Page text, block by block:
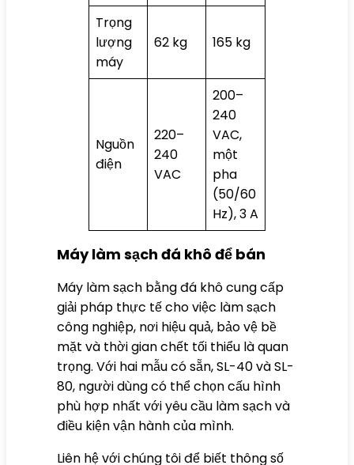
Trọng
lượng
máy
62 kg 165 kg
Nguồn
điện
220–
240
VAC
200–
240
VAC,
một
pha
(50/60
Hz), 3 A
Máy làm sạch đá khô để bán
Máy làm sạch bằng đá khô cung cấp
giải pháp thực tế cho việc làm sạch
công nghiệp, nơi hiệu quả, bảo vệ bề
mặt và thời gian chết tối thiểu là quan
trọng. Với hai mẫu có sẵn, SL-40 và SL-
80, người dùng có thể chọn cấu hình
phù hợp nhất với yêu cầu làm sạch và
điều kiện vận hành của mình.
Liên hệ với chúng tôi để biết thông số